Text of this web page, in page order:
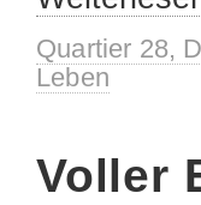
Quartier 28,
Leben
Voller